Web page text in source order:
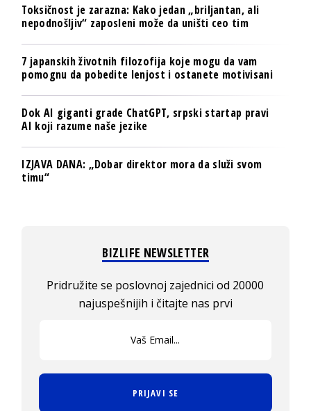
Toksičnost je zarazna: Kako jedan „briljantan, ali
nepodnošljiv“ zaposleni može da uništi ceo tim
7 japanskih životnih filozofija koje mogu da vam
pomognu da pobedite lenjost i ostanete motivisani
Dok AI giganti grade ChatGPT, srpski startap pravi
AI koji razume naše jezike
IZJAVA DANA: „Dobar direktor mora da služi svom
timu“
BIZLIFE NEWSLETTER
Pridružite se poslovnoj zajednici od 20000
najuspešnijih i čitajte nas prvi
PRIJAVI SE